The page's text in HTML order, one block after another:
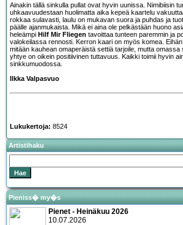
Ainakin tällä sinkulla pullat ovat hyvin uunissa. Nimibiisin
uhkaavuudestaan huolimatta aika kepeä kaartelu
rokkaa sulavasti, laulu on mukavan suora ja puhdas ja
päälle ajanmukaista. Mikä ei aina ole pelkästään huono
heleämpi Hilf Mir Fliegen tavoittaa tunteen paremmin ja
valokeilassa rennosti. Kerron kaari on myös komea.
mitään kauhean omaperäistä settiä tarjoile, mutta
yhtye on oikein positiivinen tuttavuus. Kaikki toimii hyvin
sinkkumuodossa.
Ilkka Valpasvuo
Lukukertoja: 8524
Artistihaku
Pieniss� my�s
Pienet - Heinäkuu 2026
10.07.2026